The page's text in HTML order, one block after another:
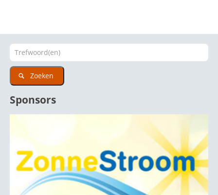
Zoeken
Sponsors